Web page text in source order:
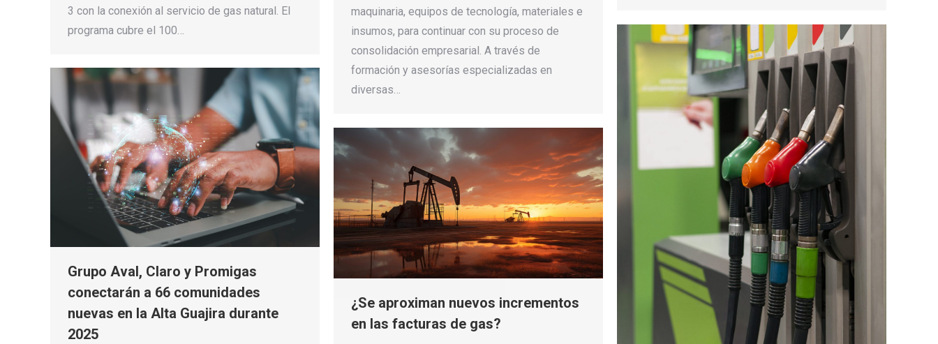
3 con la conexión al servicio de gas natural. El
programa cubre el 100…
maquinaria, equipos de tecnología, materiales e
insumos, para continuar con su proceso de
consolidación empresarial. A través de
formación y asesorías especializadas en
diversas…
Grupo Aval, Claro y Promigas
conectarán a 66 comunidades
nuevas en la Alta Guajira durante
2025
¿Se aproximan nuevos incrementos
en las facturas de gas?